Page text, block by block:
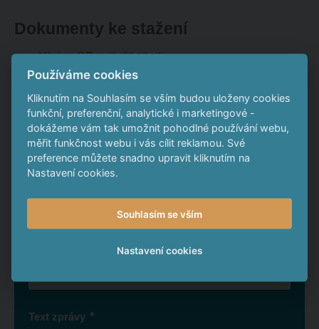
Dokumenty ke stažení
Výpis z OR pdf 53.37 KB
Výpis z OR Mateřské společnosti
Napište nám
Text zprávy *
Používáme cookies
Kliknutím na Souhlasím se vším budou uloženy cookies
funkční, preferenční, analytické i marketingové -
dokážeme vám tak umožnit pohodlné používání webu,
měřit funkčnost webu i vás cílit reklamou. Své
preference můžete snadno upravit kliknutím na
Nastavení cookies.
Souhlasím se vším
Nastavení cookies